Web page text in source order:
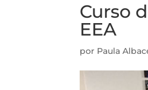
Curso
EEA
por Paula